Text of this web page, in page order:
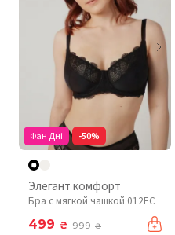
Фан Дні -50%
Элегант комфорт
Бра с мягкой чашкой 012EC
499 ₴ 999₴